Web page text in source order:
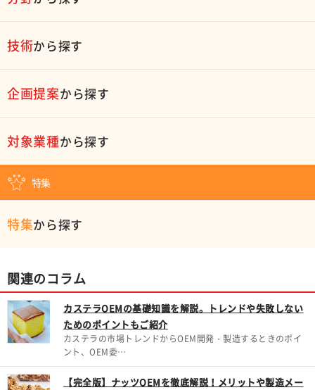
技術から探す
企画提案から探す
対象業種から探す
特集
特集から探す
関連のコラム
カステラOEMの基礎知識を解説。トレンドや失敗しない
ためのポイントもご紹介
カステラの市場トレンドからOEM開発・製造するときのポイ
ント、OEM委…
【完全版】ナッツOEMを徹底解説！メリットや製造メー